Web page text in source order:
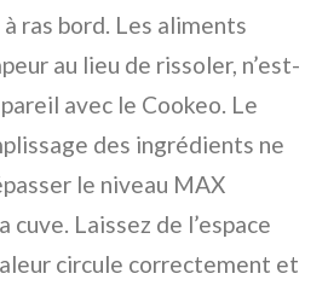
ras bord. Les aliments
au lieu de rissoler, n’est-
pareil avec le Cookeo. Le
des ingrédients ne
le niveau MAX
cuve. Laissez de l’espace
circule correctement et